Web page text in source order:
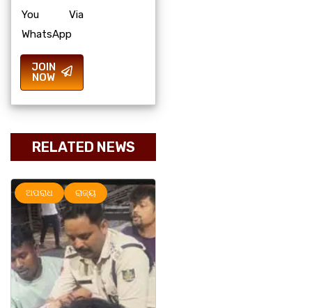
You Via
WhatsApp
JOIN
NOW
RELATED NEWS
ଅପରାଧ ରାଜ୍ୟ